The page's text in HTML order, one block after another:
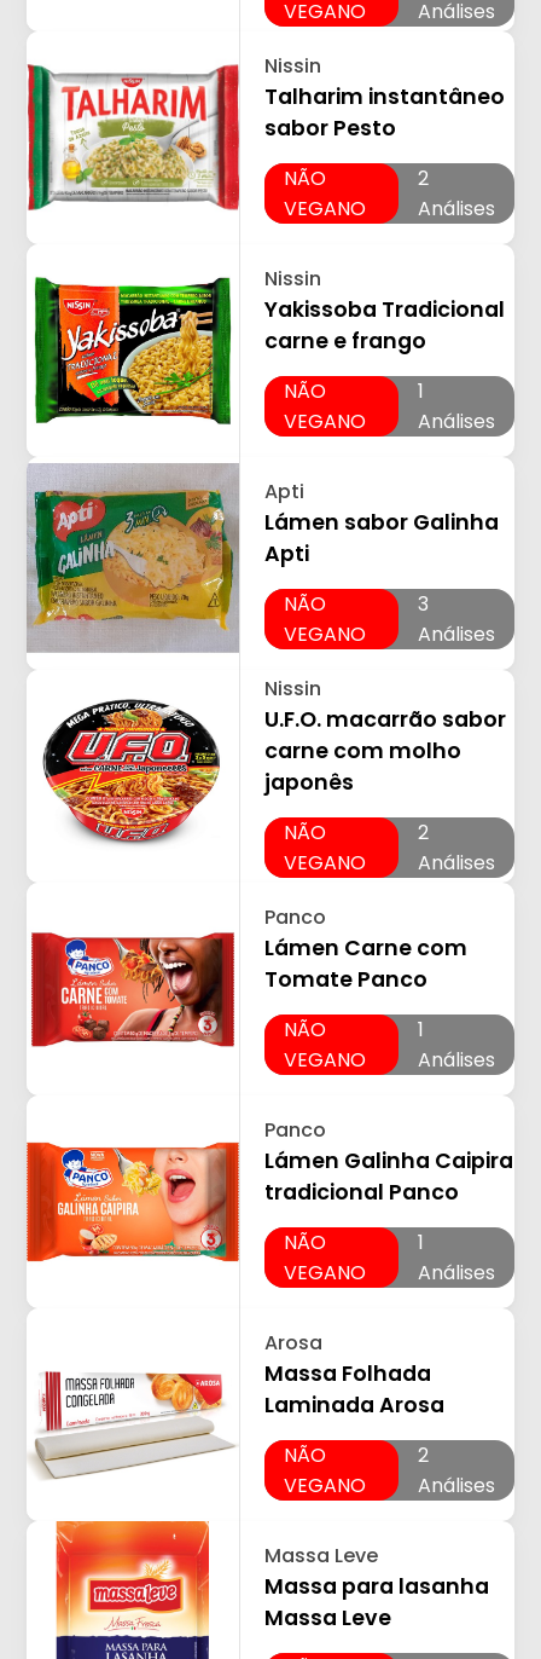
VEGANO
Análises
Nissin
Talharim instantâneo
sabor Pesto
NÃO
VEGANO
2
Análises
Nissin
Yakissoba Tradicional
carne e frango
NÃO
VEGANO
1
Análises
Apti
Lámen sabor Galinha
Apti
NÃO
VEGANO
3
Análises
Nissin
U.F.O. macarrão sabor
carne com molho
japonês
NÃO
VEGANO
2
Análises
Panco
Lámen Carne com
Tomate Panco
NÃO
VEGANO
1
Análises
Panco
Lámen Galinha Caipira
tradicional Panco
NÃO
VEGANO
1
Análises
Arosa
Massa Folhada
Laminada Arosa
NÃO
VEGANO
2
Análises
Massa Leve
Massa para lasanha
Massa Leve